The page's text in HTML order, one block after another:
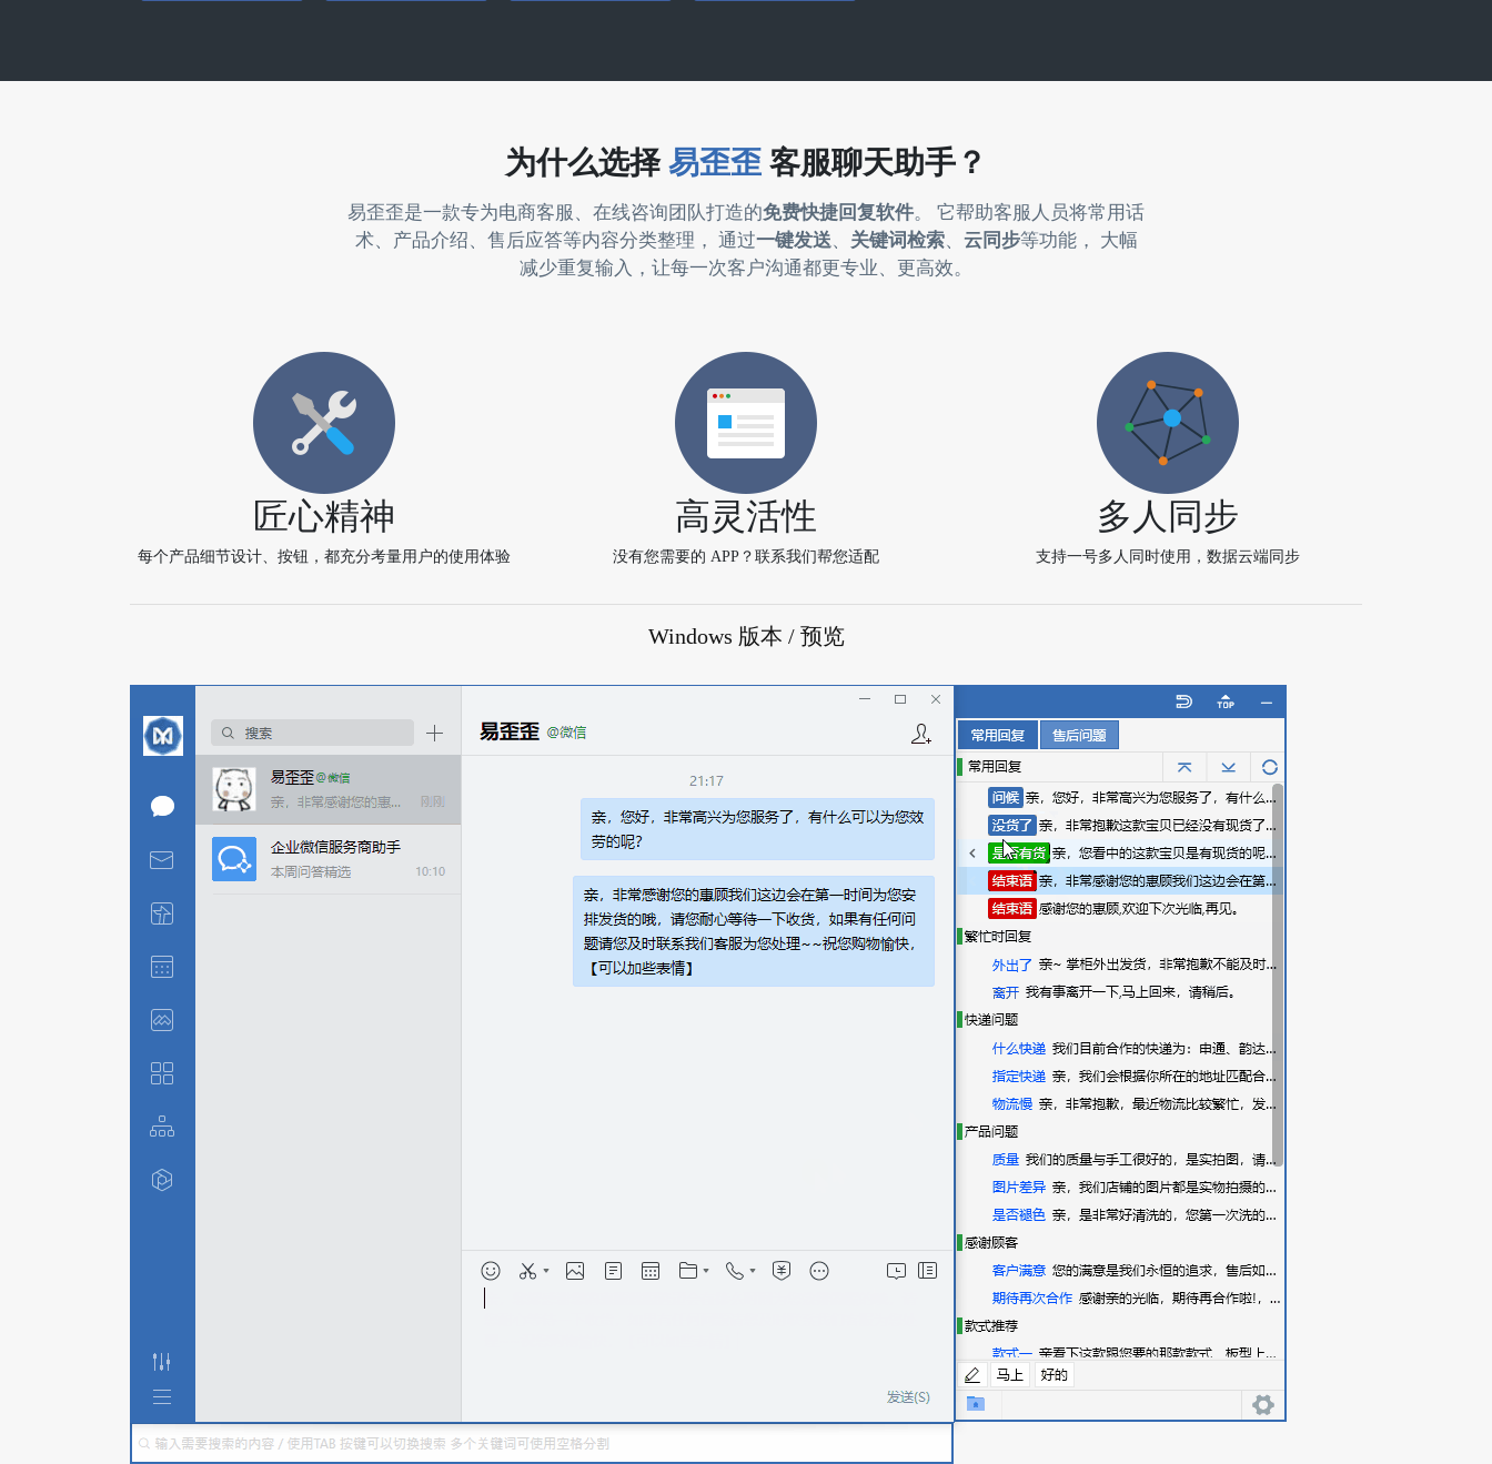
为什么选择 易歪歪 客服聊天助手？
易歪歪是一款专为电商客服、在线咨询团队打造的免费快捷回复软件 。 它帮助客服人员将常用话
术、产品介绍、售后应答等内容分类整理， 通过一键发送 关键词检索、 云同步等功能， 大幅
减少重复输入，让每一次客户沟通都更专业、更高效。
匠心精神
每个产品细节设计、按钮，都充分考量用户的使用体验
高灵活性
没有您需要的 APP？联系我们帮您适配
多人同步
支持一号多人同时使用，数据云端同步
Windows 版本 / 预览